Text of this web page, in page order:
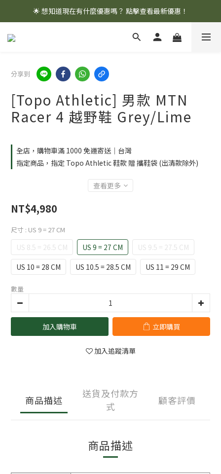
🌟 想知道現在有什麼優惠嗎？ 點擊查看最新優惠！
🌟 想知道現在有什麼優惠嗎？ 點擊查看最新優惠！
全館消費滿 $1,000 即享免運優惠
分享到
[Topo Athletic] 男款 MTN
Racer 4 越野鞋 Grey/Lime
全店，購物車滿 1000 免運寄送｜台灣
指定商品，指定 Topo Athletic 鞋款 贈 攜鞋袋 (出清款除外)
查看更多
NT$4,980
尺寸 : US 9 = 27 CM
US 8.5 = 26.5 CM US 9 = 27 CM
US 9.5 = 27.5 CM
US 10 = 28 CM
US 10.5 = 28.5 CM US 11 = 29 CM
數量
加入購物車 立即購買
加入追蹤清單
商品描述
送貨及付款方
式
顧客評價
商品描述